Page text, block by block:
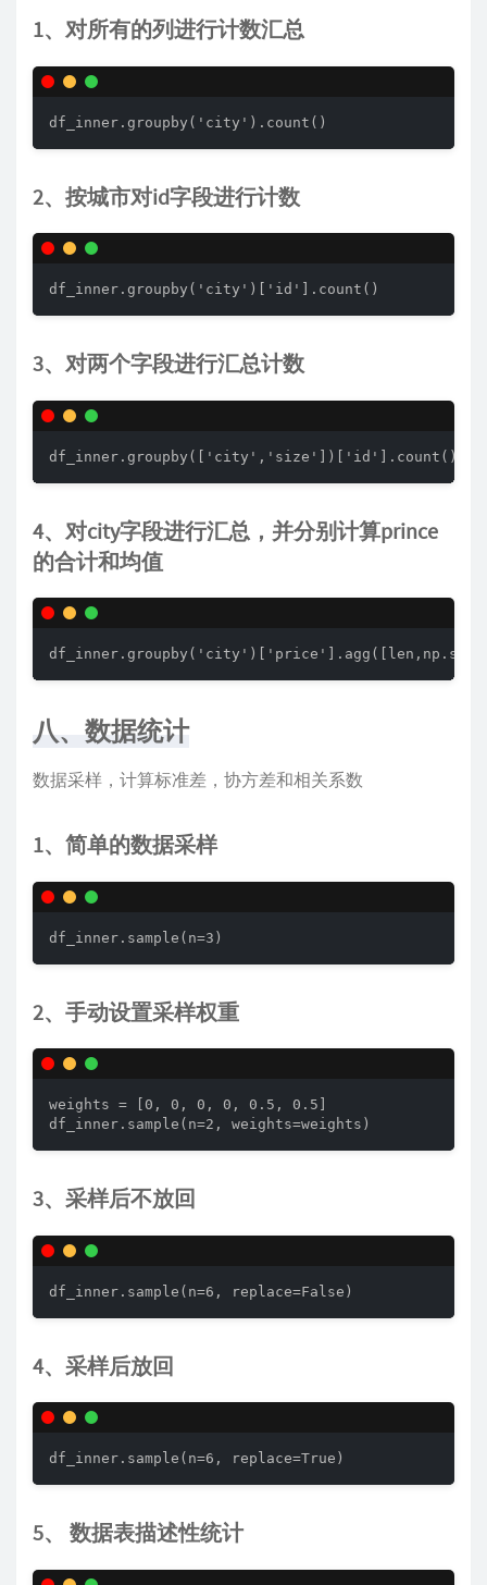
1、对所有的列进行计数汇总
df_inner.groupby('city').count()
2、按城市对id字段进行计数
df_inner.groupby('city')['id'].count()
3、对两个字段进行汇总计数
df_inner.groupby(['city','size'])['id'].count()
4、对city字段进行汇总，并分别计算prince
的合计和均值
df_inner.groupby('city')['price'].agg([len,np.sum,
八、数据统计
数据采样，计算标准差，协方差和相关系数
1、简单的数据采样
df_inner.sample(n=3)
2、手动设置采样权重
weights = [0, 0, 0, 0, 0.5, 0.5]
df_inner.sample(n=2, weights=weights)
3、采样后不放回
df_inner.sample(n=6, replace=False)
4、采样后放回
df_inner.sample(n=6, replace=True)
5、 数据表描述性统计